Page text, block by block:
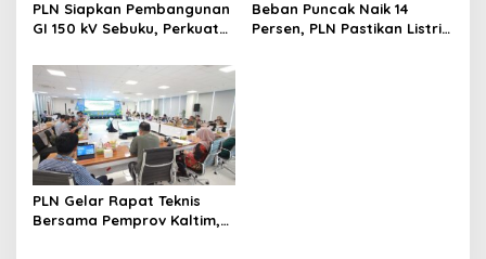
PLN Siapkan Pembangunan
GI 150 kV Sebuku, Perkuat
Beban Puncak Naik 14
Persen, PLN Pastikan Listrik
PLN Gelar Rapat Teknis
Bersama Pemprov Kaltim,